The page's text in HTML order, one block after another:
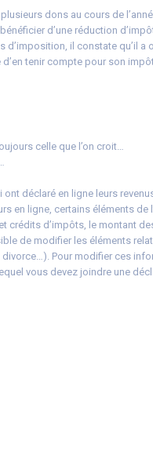
dons au cours de
d’une réduction
d’imposition, il constate qu’il a
d’en tenir compte pour son
celle que l’on croit…
déclaré en ligne leurs
en ligne, certains éléments
crédits d’impôts, le montant
de modifier les éléments
Pour modifier ces
vous devez joindre une